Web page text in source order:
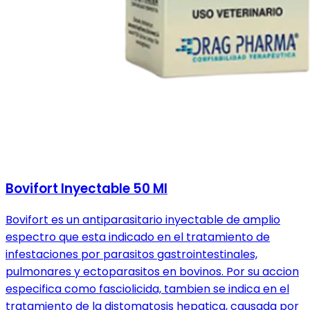
Bovifort Inyectable 50 Ml
Bovifort es un antiparasitario inyectable de amplio
espectro que esta indicado en el tratamiento de
infestaciones por parasitos gastrointestinales,
pulmonares y ectoparasitos en bovinos. Por su accion
especifica como fasciolicida, tambien se indica en el
tratamiento de la distomatosis hepatica, causada por